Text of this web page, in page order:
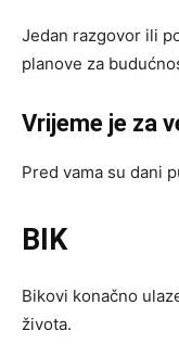
Jedan razgovor ili
planove za
Vrijeme je za
Pred vama su dani
BIK
Bikovi konačno
života.